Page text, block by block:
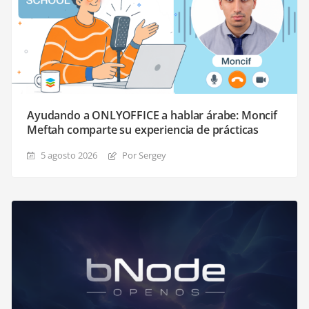
Ayudando a ONLYOFFICE a hablar árabe: Moncif
Meftah comparte su experiencia de prácticas
5 agosto 2026 Por Sergey